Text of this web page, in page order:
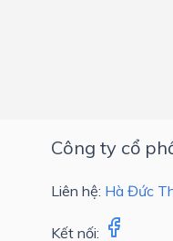
Công ty cổ
Liên hệ: Hà Đức
Kết nối: